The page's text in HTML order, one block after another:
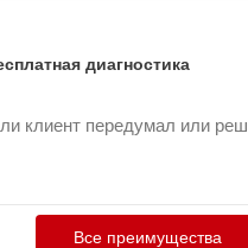
диагностика
клиент передумал или
Все преимущества